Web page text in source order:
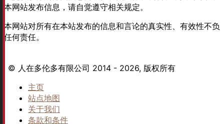
本网站发布信息，请自觉遵守相关规定。
本网站对所有在本站发布的信息和言论的真实性、有效性不负
任何责任。
© 人在多伦多有限公司 2014 - 2026, 版权所有
主页
站点地图
关于我们
条款和条件